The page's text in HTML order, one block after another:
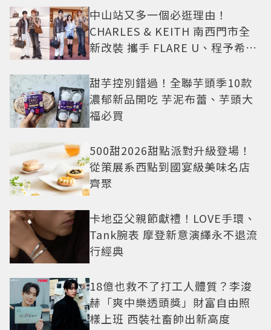
中山站又多一個必逛理由！
CHARLES & KEITH 南西門市全
新改裝 攜手 FLARE U、程予希演
甜芋控別錯過！全聯芋頭季10款
濃郁新品開吃 芋泥布蕾、芋頭大
福必買
500甜2026甜點派對升級登場！
從策展系西點到國宴級美味名店
齊聚
卡地亞父親節獻禮！LOVE手環、
Tank腕表 摩登新意演繹永不退流
行經典
18億也救不了打工人體質？李浚
赫「爽中樂透頭獎」財富自由照
樣上班 西裝社畜帥出新高度